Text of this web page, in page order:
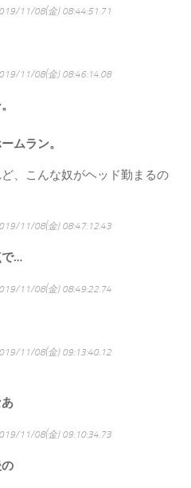
11/08(金) 08:44:51.71
11/08(金) 08:46:14.08
ムラン。
、こんな奴がヘッド勤まるの
11/08(金) 08:47:12.43
で…
11/08(金) 08:49:22.74
11/08(金) 09:13:40.12
11/08(金) 09:10:34.73